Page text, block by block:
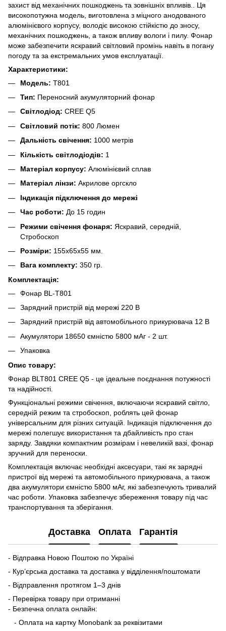
захист від механічних пошкоджень та зовнішніх впливів.. Ця
високопотужна модель, виготовлена з міцного анодованого
алюмінієвого корпусу, володіє високою стійкістю до зносу,
механічних пошкоджень, а також впливу вологи і пилу. Фонар
може забезпечити яскравий світловий промінь навіть в погану
погоду та за екстремальних умов експлуатації.
Характеристики:
Модель: T801
Тип: Переносний акумуляторний фонар
Світлодіод: CREE Q5
Світловий потік: 800 Люмен
Дальність свічення: 1000 метрів
Кількість світлодіодів: 1
Матеріал корпусу: Алюмінієвий сплав
Матеріал лінзи: Акрилове оргскло
Індикація підключення до мережі
Час роботи: До 15 годин
Режими свічення фонаря: Яскравий, середній,
Стробоскоп
Розміри: 155х65х55 мм.
Вага комплекту: 350 гр.
Комплектація:
Фонар BL-T801
Зарядний пристрій від мережі 220 В
Зарядний пристрій від автомобільного прикурювача 12 В
Акумулятори 18650 ємністю 5800 мАг - 2 шт.
Упаковка
Опис товару:
Фонар BLT801 CREE Q5 - це ідеальне поєднання потужності
та надійності.
Функціональні режими свічення, включаючи яскравий світло,
середній режим та стробоскоп, роблять цей фонар
універсальним для різних ситуацій. Індикація підключення до
мережі полегшує використання та дбайливість про стан
заряду. Завдяки компактним розмірам і невеликій вазі, фонар
зручний для переноски.
Комплектація включає необхідні аксесуари, такі як зарядні
пристрої від мережі та автомобільного прикурювача, а також
два акумулятори ємністю 5800 мАг, які забезпечують тривалий
час роботи. Упаковка забезпечує збереження товару під час
транспортування та зберігання.
Доставка Оплата Гарантія
- Відправка Новою Поштою по Україні
- Кур’єрська доставка та доставка у відділення/поштомати
- Відправлення протягом 1–3 днів
- Перевірка товару при отриманні
- Безпечна оплата онлайн:
- Оплата на картку Monobank за реквізитами